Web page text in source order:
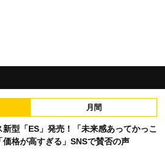
月間
新型「ES」発売！「未来感あってかっこ
価格が高すぎる」SNSで賛否の声